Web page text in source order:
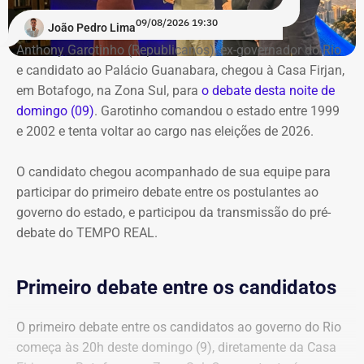
com o pré-debate desde às 19h.Acompanhe pelo link.
João Pedro Lima09/08/2026 19:30
Anthony Garotinho (Republicanos), ex-governador do Rio
e candidato ao Palácio Guanabara, chegou à Casa Firjan,
em Botafogo, na Zona Sul, para o debate desta noite de
domingo (09). Garotinho comandou o estado entre 1999
e 2002 e tenta voltar ao cargo nas eleições de 2026.
O candidato chegou acompanhado de sua equipe para
participar do primeiro debate entre os postulantes ao
governo do estado, e participou da transmissão do pré-
debate do TEMPO REAL.
Primeiro debate entre os candidatos
O primeiro debate entre os candidatos ao governo do Rio
começa às 20h deste domingo (9), diretamente da Casa